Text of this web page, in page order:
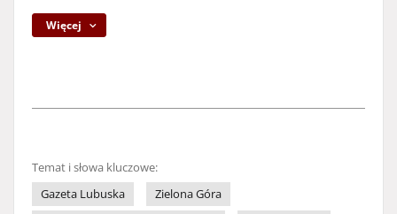
Więcej
Temat i słowa kluczowe:
Gazeta Lubuska
Zielona Góra